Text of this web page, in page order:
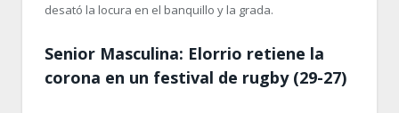
desató la locura en el banquillo y la grada.
Senior Masculina: Elorrio retiene la
corona en un festival de rugby (29-27)